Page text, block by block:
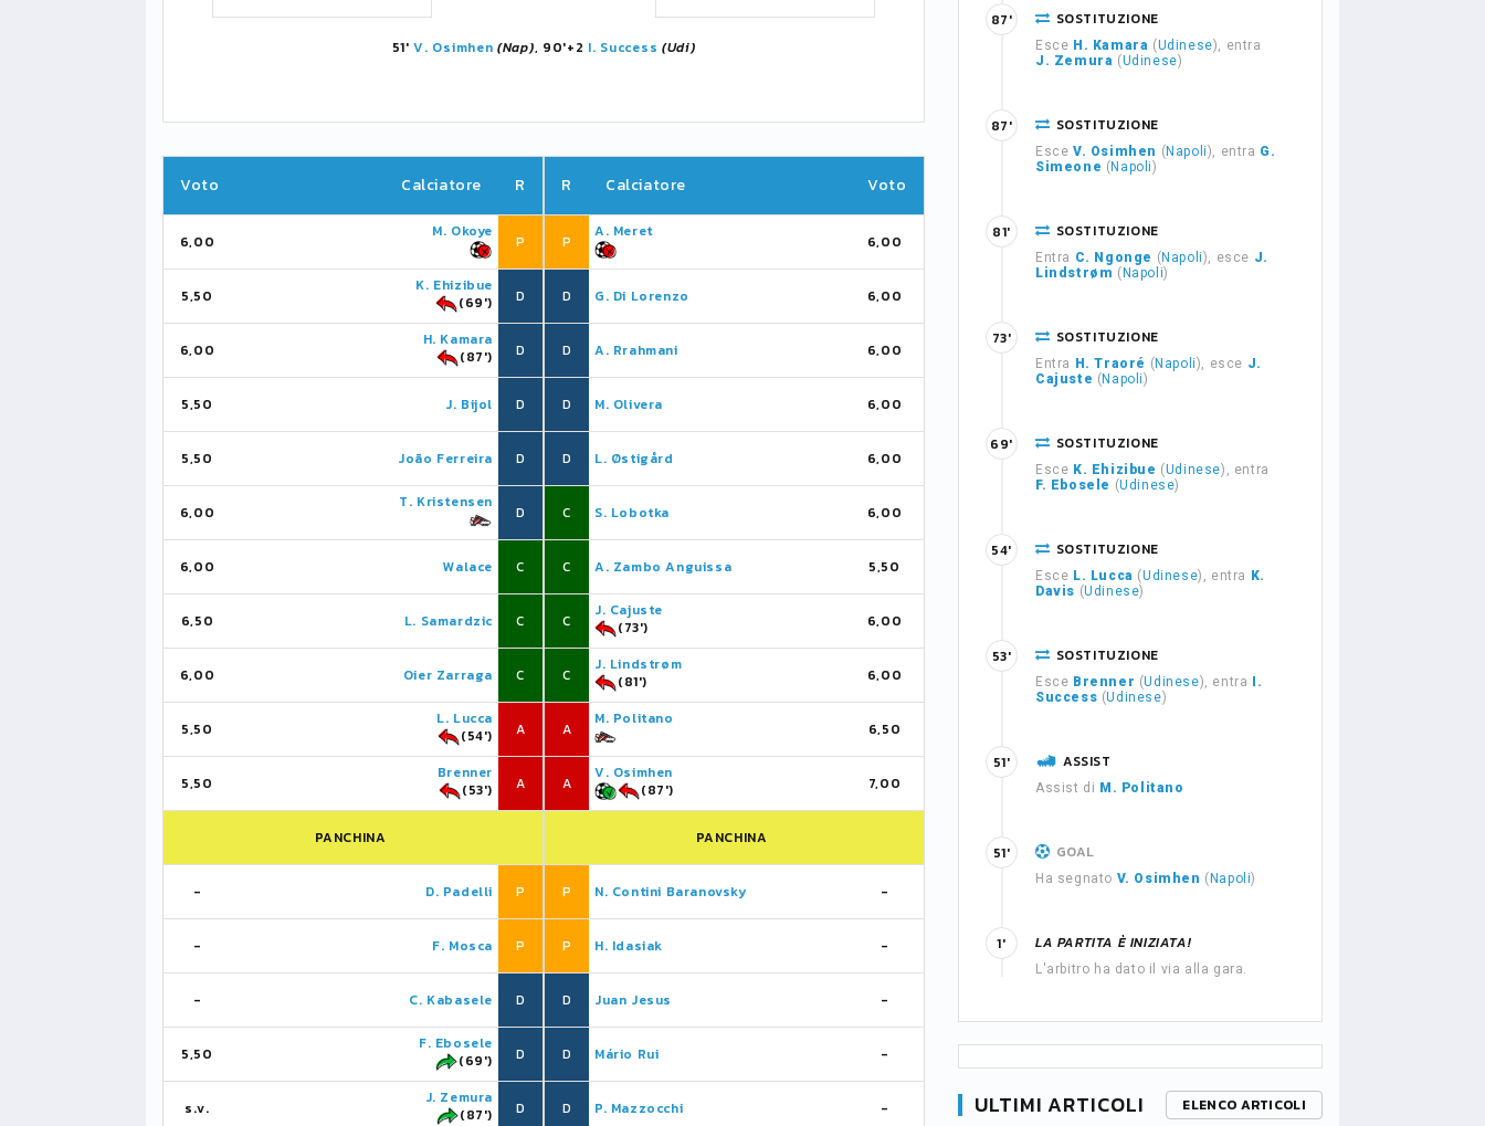
51'V. Osimhen (Nap), 90'+2 I. Success (Udi)
Voto Calciatore R
6,00
M. Okoye
P
5,50
K. Ehizibue
(69')
D
6,00
H. Kamara
(87')
D
5,50 J. Bijol D
5,50 João Ferreira D
6,00
T. Kristensen
D
6,00 Walace C
6,50 L. Samardzic C
6,00 Oier Zarraga C
5,50
L. Lucca
(54')
A
5,50
Brenner
(53')
A
PANCHINA
- D. Padelli P
- F. Mosca P
- C. Kabasele D
5,50
F. Ebosele
(69')
D
s.v.
J. Zemura
(87')
D
R Calciatore Voto
P
A. Meret
6,00
D G. Di Lorenzo 6,00
D A. Rrahmani 6,00
D M. Olivera 6,00
D L. Østigård 6,00
C S. Lobotka 6,00
C A. Zambo Anguissa 5,50
C
J. Cajuste
(73')
6,00
C
J. Lindstrøm
(81')
6,00
A
M. Politano
6,50
A
V. Osimhen
(87')
7,00
PANCHINA
P N. Contini Baranovsky -
P H. Idasiak -
D Juan Jesus -
D Mário Rui -
D P. Mazzocchi -
SOSTITUZIONE
Esce H. Kamara (Udinese), entra
J. Zemura (Udinese)
87'
SOSTITUZIONE
Esce V. Osimhen ( Napoli), entra G.
Simeone ( Napoli)
87'
SOSTITUZIONE
Entra C. Ngonge ( Napoli), esce J.
Lindstrøm ( Napoli)
81'
SOSTITUZIONE
Entra H. Traoré ( Napoli), esce J.
Cajuste ( Napoli)
73'
SOSTITUZIONE
Esce K. Ehizibue (Udinese), entra
F. Ebosele (Udinese)
69'
SOSTITUZIONE
Esce L. Lucca (Udinese), entra
K.
Davis (Udinese)
54'
SOSTITUZIONE
Esce Brenner (Udinese), entra
I.
Success (Udinese)
53'
ASSIST
Assist di M. Politano
51'
GOAL
Ha segnato V. Osimhen ( Napoli)
51'
LA PARTITA È INIZIATA!
L'arbitro ha dato il via alla gara.
1'
ULTIMI ARTICOLI ELENCO ARTICOLI